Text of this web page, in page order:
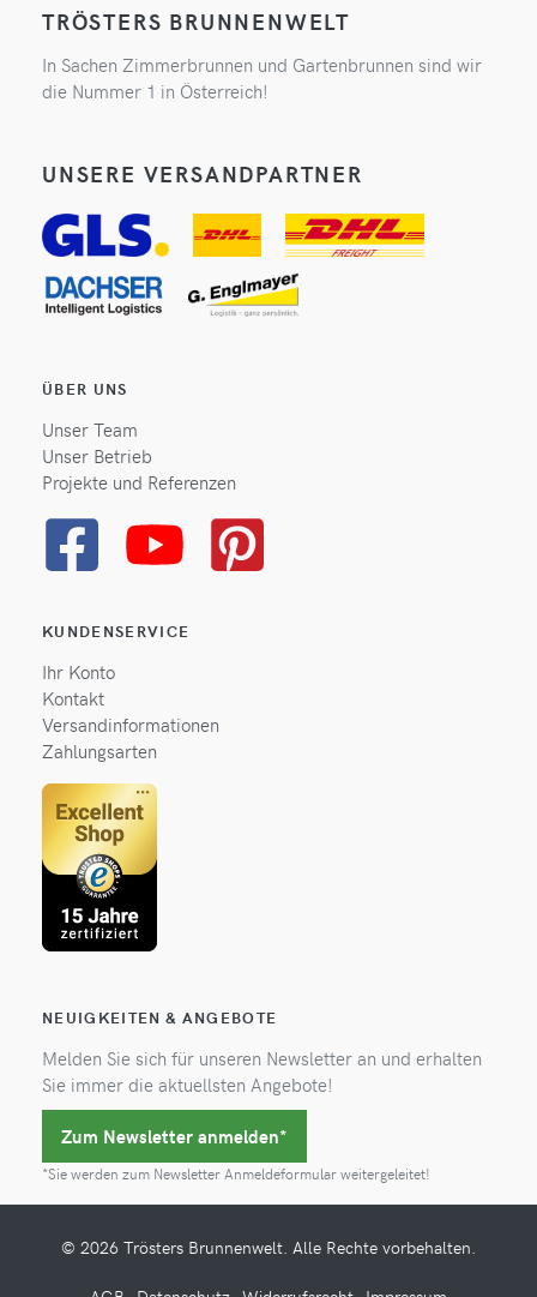
TRÖSTERS BRUNNENWELT
In Sachen Zimmerbrunnen und Gartenbrunnen sind wir
die Nummer 1 in Österreich!
UNSERE VERSANDPARTNER
ÜBER UNS
Unser Team
Unser Betrieb
Projekte und Referenzen
KUNDENSERVICE
Ihr Konto
Kontakt
Versandinformationen
Zahlungsarten
NEUIGKEITEN & ANGEBOTE
Melden Sie sich für unseren Newsletter an und erhalten
Sie immer die aktuellsten Angebote!
Zum Newsletter anmelden*
*Sie werden zum Newsletter Anmeldeformular weitergeleitet!
© 2026 Trösters Brunnenwelt. Alle Rechte vorbehalten.